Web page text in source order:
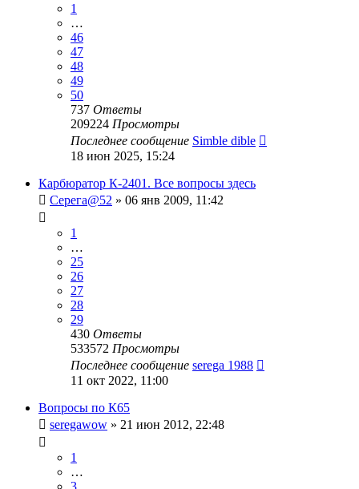
1
…
46
47
48
49
50
737 Ответы
209224 Просмотры
Последнее сообщение Simble dible
18 июн 2025, 15:24
Карбюратор К-2401. Все вопросы здесь
Серега@52 » 06 янв 2009, 11:42
1
…
25
26
27
28
29
430 Ответы
533572 Просмотры
Последнее сообщение serega 1988
11 окт 2022, 11:00
Вопросы по К65
seregawow » 21 июн 2012, 22:48
1
…
3